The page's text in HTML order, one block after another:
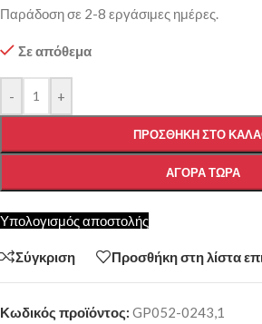
Παράδοση σε 2-8 εργάσιμες ημέρες.
Σε απόθεμα
- +
ΠΡΟΣΘΉΚΗ ΣΤΟ
ΑΓΟΡΆ ΤΏΡΑ
Υπολογισμός αποστολής
Σύγκριση Προσθήκη στη λίστα
Κωδικός προϊόντος: GP052-0243,1